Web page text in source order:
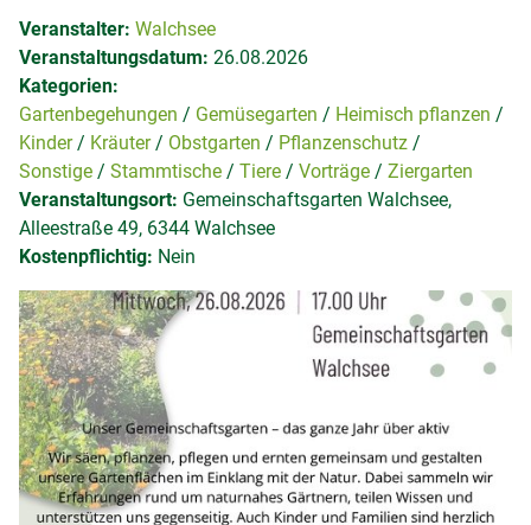
Veranstalter: Walchsee
Veranstaltungsdatum: 26.08.2026
Kategorien:
Gartenbegehungen
Gemüsegarten
Heimisch pflanzen
Kinder
Kräuter Obstgarten
Pflanzenschutz
Sonstige
Stammtische Tiere Vorträge
Ziergarten
Veranstaltungsort: Gemeinschaftsgarten Walchsee,
Alleestraße 49, 6344 Walchsee
Kostenpflichtig: Nein